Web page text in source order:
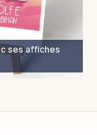
ses affiches